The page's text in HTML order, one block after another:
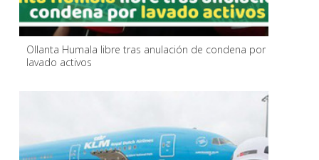
Ollanta Humala libre tras anulación de condena por
lavado activos